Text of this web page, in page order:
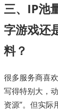
三、IP池
字游戏还
料？
很多服务商喜
写得特别大，
资源”。但实际